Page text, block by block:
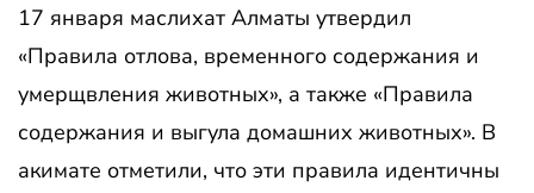
17 января маслихат Алматы утвердил
«Правила отлова, временного содержания и
умерщвления животных», а также «Правила
содержания и выгула домашних животных». В
акимате отметили, что эти правила идентичны